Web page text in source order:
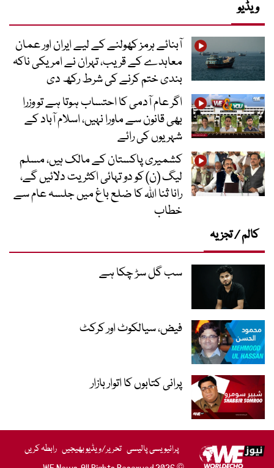
ویڈیو
آبنائے ہرمز کھولنے کے لیے ایران اور عمان
معاہدے کے قریب، تہران نے امریکی ناکہ
بندی ختم کرنے کی شرط رکھ دی
اگر عام آدمی کا احتساب ہوتا ہے تو وزرا
بھی قانون سے ماورا نہیں، اسلام آباد کے
شہریوں کی رائے
کشمیری پاکستان کے مالک ہیں، مسلم
لیگ (ن) کو دو تہائی اکثریت دلائیں گے،
رانا ثنا اللہ کا ضلع باغ میں جلسہ عام سے
خطاب
کالم / تجزیہ
سب گل سڑ چکا ہے
فیض، سیالکوٹ اور کرکٹ
پرانی کتابوں کا اتوار بازار
پرائیویسی پالیسی تحریر/ویڈیو بھیجیں رابطہ کریں